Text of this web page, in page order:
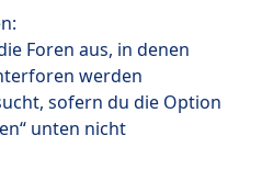
Foren aus, in denen
werden
sofern du die Option
unten nicht